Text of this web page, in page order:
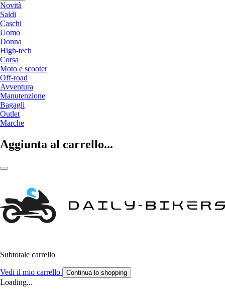
Novità
Saldi
Caschi
Uomo
Donna
High-tech
Corsa
Moto e scooter
Off-road
Avventura
Manutenzione
Bagagli
Outlet
Marche
Aggiunta al carrello...
Subtotale carrello
Vedi il mio carrello Continua lo shopping
Loading...